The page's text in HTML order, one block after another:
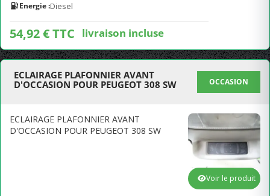
Energie :Diesel
54,92 € TTC livraison incluse
ECLAIRAGE PLAFONNIER AVANT
D'OCCASION POUR PEUGEOT 308 SW
OCCASION
ECLAIRAGE PLAFONNIER AVANT
D'OCCASION POUR PEUGEOT 308 SW
Voir le produit